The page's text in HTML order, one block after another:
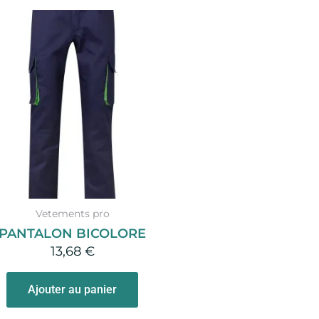
Vetements pro
PANTALON BICOLORE
13,68 €
Ajouter au panier